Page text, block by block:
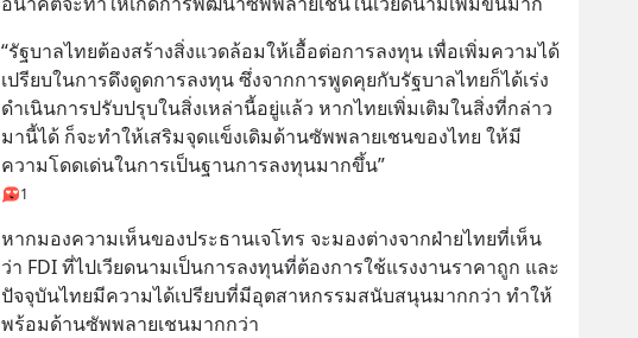
“รัฐบาลไทยต้องสร้างสิ่งแวดล้อมให้เอื้อต่อการลงทุน เพื่อเพิ่มความได้
เปรียบในการดึงดูดการลงทุน ซึ่งจากการพูดคุยกับรัฐบาลไทยก็ได้เร่ง
ดำเนินการปรับปรุบในสิ่งเหล่านี้อยู่แล้ว หากไทยเพิ่มเติมในสิ่งที่กล่าว
มานี้ได้ ก็จะทำให้เสริมจุดแข็งเดิมด้านซัพพลายเชนของไทย ให้มี
ความโดดเด่นในการเป็นฐานการลงทุนมากขึ้น”
1
หากมองความเห็นของประธานเจโทร จะมองต่างจากฝ่ายไทยที่เห็น
ว่า FDI ที่ไปเวียดนามเป็นการลงทุนที่ต้องการใช้แรงงานราคาถูก และ
ปัจจุบันไทยมีความได้เปรียบที่มีอุตสาหกรรมสนับสนุนมากกว่า ทำให้
พร้อมด้านซัพพลายเชนมากกว่า